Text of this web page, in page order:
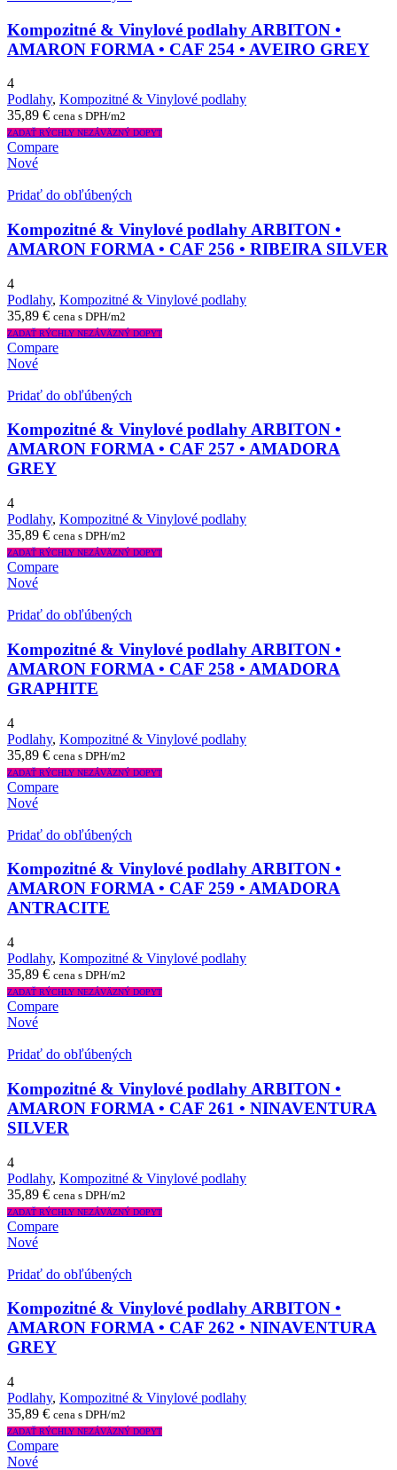
Kompozitné & Vinylové podlahy ARBITON •
AMARON FORMA • CAF 254 • AVEIRO GREY
4
Podlahy, Kompozitné & Vinylové podlahy
35,89 € cena s DPH/m2
ZADAŤ RÝCHLY NEZÁVÄZNÝ DOPYT
Compare
Nové
Pridať do obľúbených
Kompozitné & Vinylové podlahy ARBITON •
AMARON FORMA • CAF 256 • RIBEIRA SILVER
4
Podlahy, Kompozitné & Vinylové podlahy
35,89 € cena s DPH/m2
ZADAŤ RÝCHLY NEZÁVÄZNÝ DOPYT
Compare
Nové
Pridať do obľúbených
Kompozitné & Vinylové podlahy ARBITON •
AMARON FORMA • CAF 257 • AMADORA
GREY
4
Podlahy, Kompozitné & Vinylové podlahy
35,89 € cena s DPH/m2
ZADAŤ RÝCHLY NEZÁVÄZNÝ DOPYT
Compare
Nové
Pridať do obľúbených
Kompozitné & Vinylové podlahy ARBITON •
AMARON FORMA • CAF 258 • AMADORA
GRAPHITE
4
Podlahy, Kompozitné & Vinylové podlahy
35,89 € cena s DPH/m2
ZADAŤ RÝCHLY NEZÁVÄZNÝ DOPYT
Compare
Nové
Pridať do obľúbených
Kompozitné & Vinylové podlahy ARBITON •
AMARON FORMA • CAF 259 • AMADORA
ANTRACITE
4
Podlahy, Kompozitné & Vinylové podlahy
35,89 € cena s DPH/m2
ZADAŤ RÝCHLY NEZÁVÄZNÝ DOPYT
Compare
Nové
Pridať do obľúbených
Kompozitné & Vinylové podlahy ARBITON •
AMARON FORMA • CAF 261 • NINAVENTURA
SILVER
4
Podlahy, Kompozitné & Vinylové podlahy
35,89 € cena s DPH/m2
ZADAŤ RÝCHLY NEZÁVÄZNÝ DOPYT
Compare
Nové
Pridať do obľúbených
Kompozitné & Vinylové podlahy ARBITON •
AMARON FORMA • CAF 262 • NINAVENTURA
GREY
4
Podlahy, Kompozitné & Vinylové podlahy
35,89 € cena s DPH/m2
ZADAŤ RÝCHLY NEZÁVÄZNÝ DOPYT
Compare
Nové